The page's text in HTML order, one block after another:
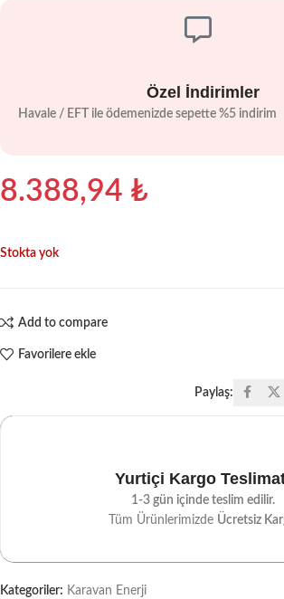
Özel İndirimler
Havale / EFT ile ödemenizde sepette %5 indirim
8.388,94 ₺
Stokta yok
Add to compare
Favorilere ekle
Paylaş:
Yurtiçi Kargo
1-3 gün içinde teslim edilir.
Tüm Ürünlerimizde Ücretsiz
Kategoriler: Karavan Enerji